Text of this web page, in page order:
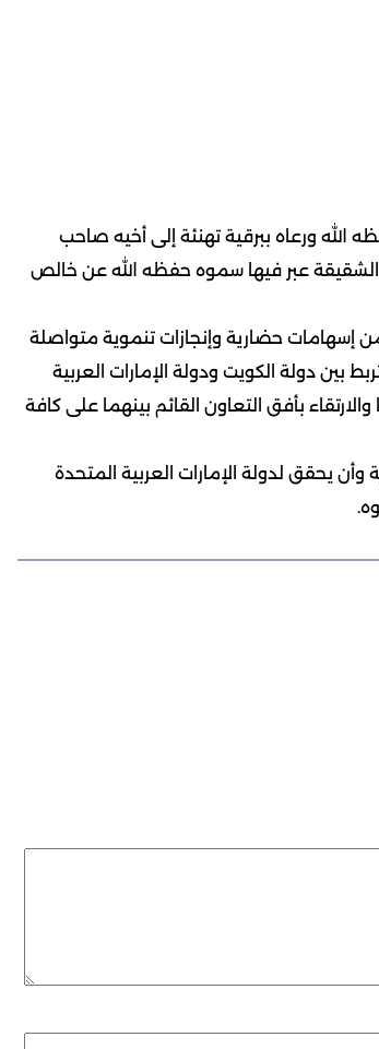
الله ورعاه ببرقية تهنئة إلى أخيه صاحب
الشقيقة عبر فيها سموه حفظه الله عن خالص
حضارية وإنجازات تنموية متواصلة
بين دولة الكويت ودولة الإمارات العربية
بأفق التعاون القائم بينهما على كافة
يحقق لدولة الإمارات العربية المتحدة